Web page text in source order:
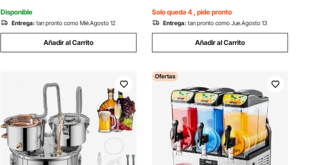
Disponible
Entrega: tan pronto como Mié.Agosto 12
Añadir al Carrito
Solo queda 4 , pide pronto
Entrega: tan pronto como Jue.Agosto 13
Añadir al Carrito
Ofertas